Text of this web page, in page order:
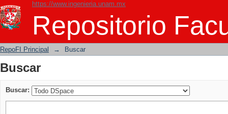
https://www.ingenieria.unam.mx
Repositorio
Buscar
RepoFI Principal → Buscar
Buscar
Buscar: